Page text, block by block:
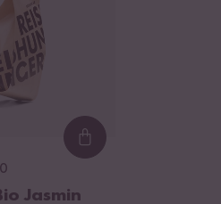
Loading...
Jasmin